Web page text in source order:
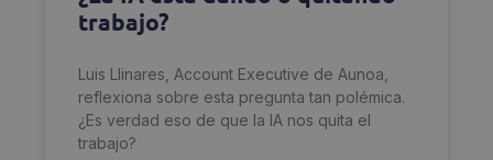
trabajo?
Luis Llinares, Account Executive de Aunoa,
reflexiona sobre esta pregunta tan polémica.
¿Es verdad eso de que la IA nos quita el
trabajo?